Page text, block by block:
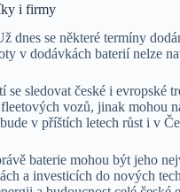
i firmy
dnes se některé termíny
v dodávkách baterií nelze
sledovat české i evropské
vozů, jinak mohou
v příštích letech růst i v
baterie mohou být jeho
a investicích do nových